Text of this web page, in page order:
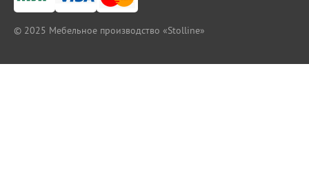
© 2025 Мебельное производство «Stolline»